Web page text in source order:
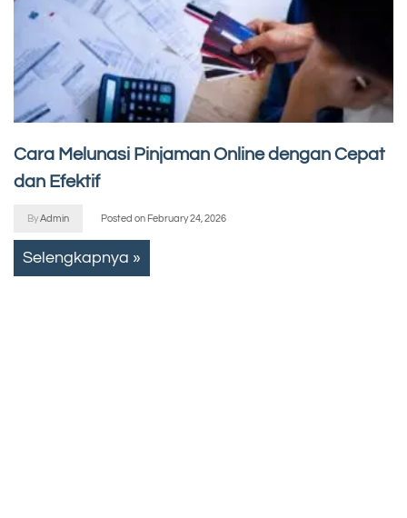
Cara Melunasi Pinjaman Online dengan Cepat
dan Efektif
ByAdmin Posted on February 24, 2026
Selengkapnya »